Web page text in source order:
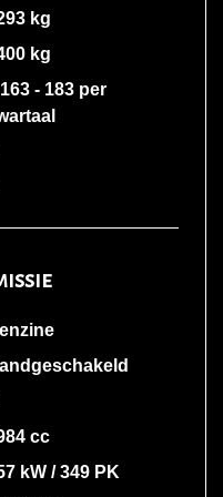
kg
kg
- 183 per
cc
kW / 349 PK